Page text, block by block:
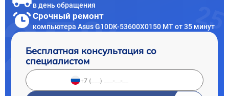
в день обращения
Срочный ремонт
компьютера Asus G10DK-53600X0150 MT от 35 минут
Бесплатная консультация со
специалистом